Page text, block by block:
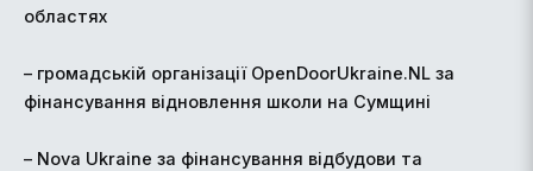
областях
– громадській організації OpenDoorUkraine.NL за
фінансування відновлення школи на Сумщині
– Nova Ukraine за фінансування відбудови та